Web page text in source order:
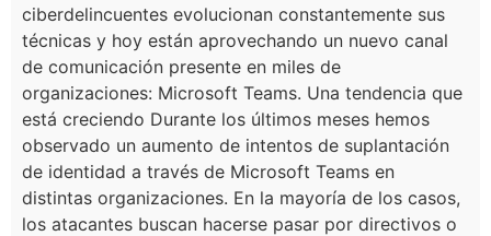
ciberdelincuentes evolucionan constantemente sus
técnicas y hoy están aprovechando un nuevo canal
de comunicación presente en miles de
organizaciones: Microsoft Teams. Una tendencia que
está creciendo Durante los últimos meses hemos
observado un aumento de intentos de suplantación
de identidad a través de Microsoft Teams en
distintas organizaciones. En la mayoría de los casos,
los atacantes buscan hacerse pasar por directivos o